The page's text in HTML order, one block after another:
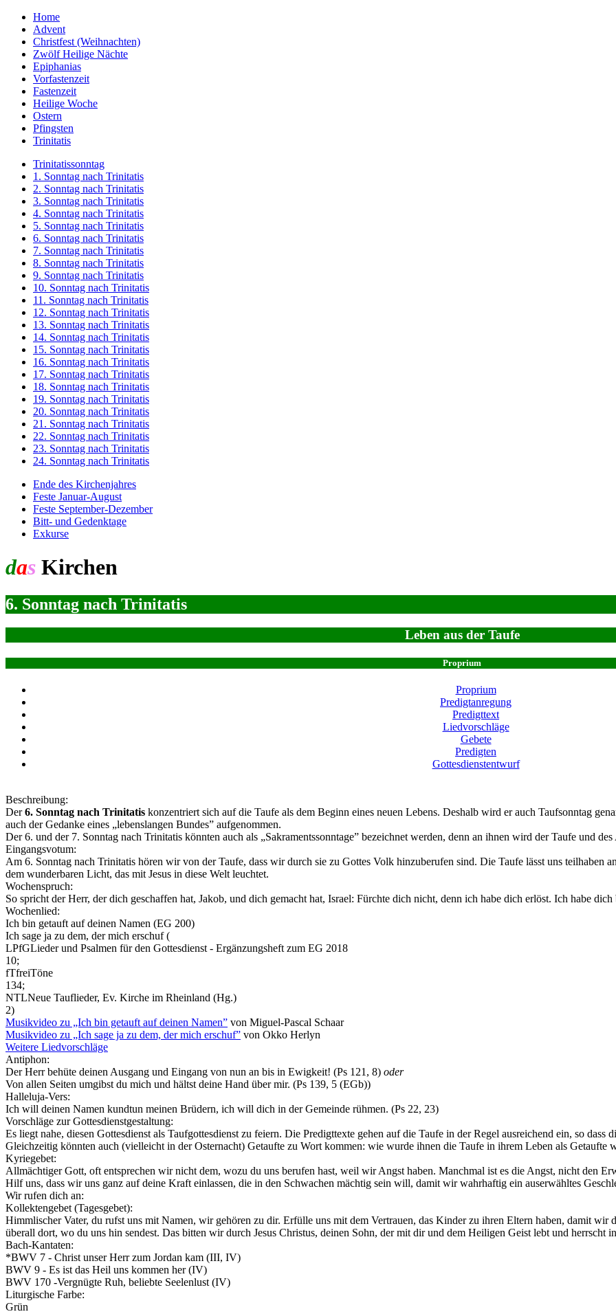
Home
Advent
Christfest (Weihnachten)
Zwölf Heilige Nächte
Epiphanias
Vorfastenzeit
Fastenzeit
Heilige Woche
Ostern
Pfingsten
Trinitatis
Trinitatissonntag
1. Sonntag nach Trinitatis
2. Sonntag nach Trinitatis
3. Sonntag nach Trinitatis
4. Sonntag nach Trinitatis
5. Sonntag nach Trinitatis
6. Sonntag nach Trinitatis
7. Sonntag nach Trinitatis
8. Sonntag nach Trinitatis
9. Sonntag nach Trinitatis
10. Sonntag nach Trinitatis
11. Sonntag nach Trinitatis
12. Sonntag nach Trinitatis
13. Sonntag nach Trinitatis
14. Sonntag nach Trinitatis
15. Sonntag nach Trinitatis
16. Sonntag nach Trinitatis
17. Sonntag nach Trinitatis
18. Sonntag nach Trinitatis
19. Sonntag nach Trinitatis
20. Sonntag nach Trinitatis
21. Sonntag nach Trinitatis
22. Sonntag nach Trinitatis
23. Sonntag nach Trinitatis
24. Sonntag nach Trinitatis
Ende des Kirchenjahres
Feste Januar-August
Feste September-Dezember
Bitt- und Gedenktage
Exkurse
das Kirchen
6. Sonntag nach Trinitatis
Leben aus der Taufe
Proprium
Proprium
Predigtanregung
Predigttext
Liedvorschläge
Gebete
Predigten
Gottesdienstentwurf
Beschreibung:
Der6. Sonntag nach Trinitatis konzentriert sich auf die Taufe als dem Beginn eines neuen Lebens. Deshalb wird er auch Taufsonntag
auch der Gedanke eines „lebenslangen Bundes” aufgenommen.
Der 6. und der 7. Sonntag nach Trinitatis könnten auch als „Sakramentssonntage” bezeichnet werden, denn an ihnen wird der Taufe und
Eingangsvotum:
Am 6. Sonntag nach Trinitatis hören wir von der Taufe, dass wir durch sie zu Gottes Volk hinzuberufen sind. Die Taufe lässt uns teilhaben
dem wunderbaren Licht, das mit Jesus in diese Welt leuchtet.
Wochenspruch:
So spricht der Herr, der dich geschaffen hat, Jakob, und dich gemacht hat, Israel: Fürchte dich nicht, denn ich habe dich erlöst. Ich habe
Wochenlied:
Ich bin getauft auf deinen Namen (EG 200)
Ich sage ja zu dem, der mich erschuf (
LPfGLieder und Psalmen für den Gottesdienst - Ergänzungsheft zum EG 2018
10;
fTfreiTöne
134;
NTLNeue Tauflieder, Ev. Kirche im Rheinland (Hg.)
2)
Musikvideo zu „Ich bin getauft auf deinen Namen” von Miguel-Pascal Schaar
Musikvideo zu „Ich sage ja zu dem, der mich erschuf” von Okko Herlyn
Weitere Liedvorschläge
Antiphon:
Der Herr behüte deinen Ausgang und Eingang von nun an bis in Ewigkeit! (Ps 121, 8) oder
Von allen Seiten umgibst du mich und hältst deine Hand über mir. (Ps 139, 5 (EGb))
Halleluja-Vers:
Ich will deinen Namen kundtun meinen Brüdern, ich will dich in der Gemeinde rühmen. (Ps 22, 23)
Vorschläge zur Gottesdienstgestaltung:
Es liegt nahe, diesen Gottesdienst als Taufgottesdienst zu feiern. Die Predigttexte gehen auf die Taufe in der Regel ausreichend ein, so dass
Gleichzeitig könnten auch (vielleicht in der Osternacht) Getaufte zu Wort kommen: wie wurde ihnen die Taufe in ihrem Leben als Getaufte
Kyriegebet:
Allmächtiger Gott, oft entsprechen wir nicht dem, wozu du uns berufen hast, weil wir Angst haben. Manchmal ist es die Angst, nicht den
Hilf uns, dass wir uns ganz auf deine Kraft einlassen, die in den Schwachen mächtig sein will, damit wir wahrhaftig ein auserwähltes
Wir rufen dich an:
Kollektengebet (Tagesgebet):
Himmlischer Vater, du rufst uns mit Namen, wir gehören zu dir. Erfülle uns mit dem Vertrauen, das Kinder zu ihren Eltern haben, damit wir
überall dort, wo du uns hin sendest. Das bitten wir durch Jesus Christus, deinen Sohn, der mit dir und dem Heiligen Geist lebt und herrscht
Bach-Kantaten:
*BWV 7 - Christ unser Herr zum Jordan kam (III, IV)
BWV 9 - Es ist das Heil uns kommen her (IV)
BWV 170 -Vergnügte Ruh, beliebte Seelenlust (IV)
Liturgische Farbe:
Grün